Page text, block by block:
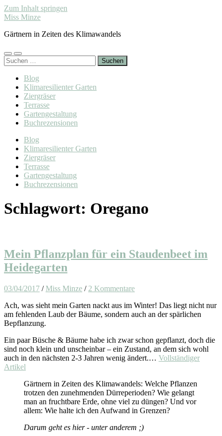
Zum Inhalt springen
Miss Minze
Gärtnern in Zeiten des Klimawandels
Mobile-
Menü
Suchfeld
ein-/ausblenden
Suchen
nach:
Blog
Klimaresilienter Garten
Ziergräser
Terrasse
Gartengestaltung
Buchrezensionen
Blog
Klimaresilienter Garten
Ziergräser
Terrasse
Gartengestaltung
Buchrezensionen
Schlagwort: Oregano
Mein Pflanzplan für ein Staudenbeet im
Heidegarten
03/04/2017 /Miss Minze / 2 Kommentare
Ach, was sieht mein Garten nackt aus im Winter! Das liegt nicht nur
am fehlenden Laub der Bäume, sondern auch an der spärlichen
Bepflanzung.
Ein paar Büsche & Bäume habe ich zwar schon gepflanzt, doch die
sind noch klein und unscheinbar – ein Zustand, an dem sich wohl
auch in den nächsten 2-3 Jahren wenig ändert.… Vollständiger
Artikel
Gärtnern in Zeiten des Klimawandels: Welche Pflanzen
trotzen den zunehmenden Dürreperioden? Wie gelangt
man an fruchtbare Erde, ohne viel zu düngen? Und vor
allem: Wie halte ich den Aufwand in Grenzen?
Darum geht es hier - unter anderem ;)